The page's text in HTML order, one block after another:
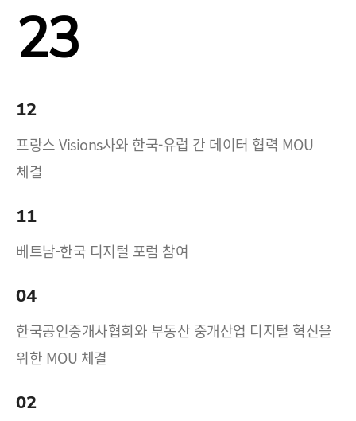
23
12
프랑스 Visions사와 한국-유럽 간 데이터 협력 MOU
체결
11
베트남-한국 디지털 포럼 참여
04
한국공인중개사협회와 부동산 중개산업 디지털 혁신을
위한 MOU 체결
02